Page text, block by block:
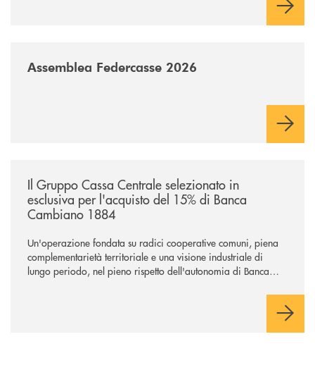
Assemblea Federcasse 2026
Il Gruppo Cassa Centrale selezionato in
esclusiva per l'acquisto del 15% di Banca
Cambiano 1884
Un'operazione fondata su radici cooperative comuni, piena
complementarietà territoriale e una visione industriale di
lungo periodo, nel pieno rispetto dell'autonomia di Banca
negoziazione esclusiva per la finalizzazione dell’operazione.